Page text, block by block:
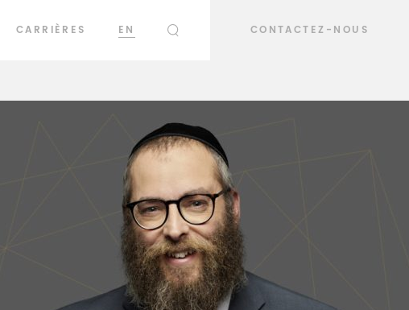
CARRIÈRES
EN
CONTACTEZ-NOUS